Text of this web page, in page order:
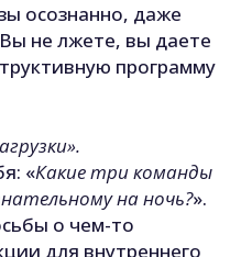
осознанно, даже
не лжете, вы даете
программу
«Какие три команды
на ночь?».
о чем-то
для внутреннего